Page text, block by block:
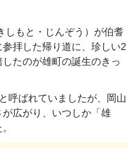
しもと・じんぞう）が伯耆
拝した帰り道に、珍しい2
たのが雄町の誕生のきっ
呼ばれていましたが、岡山
広がり、いつしか「雄